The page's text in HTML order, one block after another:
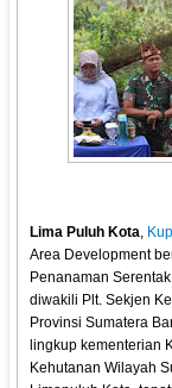
Lima Puluh Kota,
Area Development
Penanaman
diwakili Plt. Sekjen
Provinsi Sumatera
lingkup kementerian
Kehutanan Wilayah